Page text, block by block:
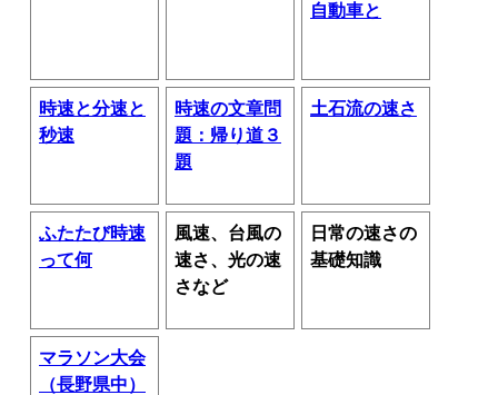
自動車と
時速と分速と
秒速
時速の文章問
題：帰り道３
題
土石流の速さ
ふたたび時速
って何
風速、台風の
速さ、光の速
さなど
日常の速さの
基礎知識
マラソン大会
（長野県中）